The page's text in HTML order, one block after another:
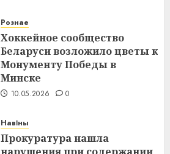
Рознае
Хоккейное сообщество
Беларуси возложило цветы к
Монументу Победы в
Минске
10.05.2026 0
Навіны
Прокуратура нашла